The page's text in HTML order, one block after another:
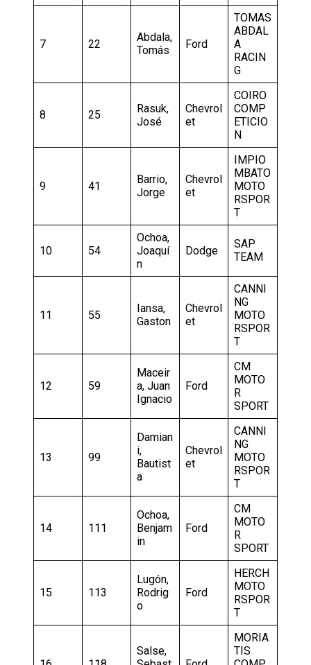
7 22
Abdala,
Tomás
Ford
TOMAS
ABDAL
A
RACIN
G
8 25
Rasuk,
José
Chevrol
et
COIRO
COMP
ETICIO
N
9 41
Barrio,
Jorge
Chevrol
et
IMPIO
MBATO
MOTO
RSPOR
T
10 54
Ochoa,
Joaquí
n
Dodge
SAP
TEAM
11 55
Iansa,
Gaston
Chevrol
et
CANNI
NG
MOTO
RSPOR
T
12 59
Maceir
a, Juan
Ignacio
Ford
CM
MOTO
R
SPORT
13 99
Damian
i,
Bautist
a
Chevrol
et
CANNI
NG
MOTO
RSPOR
T
14 111
Ochoa,
Benjam
in
Ford
CM
MOTO
R
SPORT
15 113
Lugón,
Rodrig
o
Ford
HERCH
MOTO
RSPOR
T
Salse,
MORIA
TIS